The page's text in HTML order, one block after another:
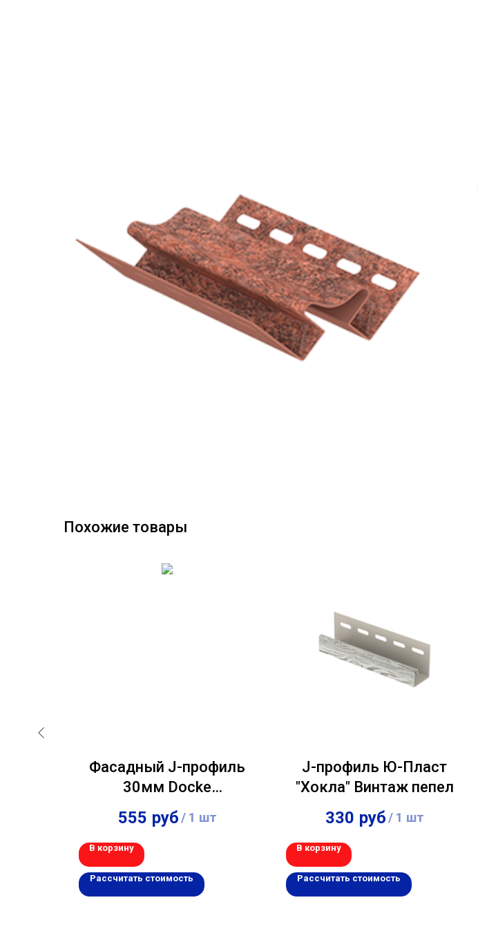
Похожие товары
Фасадный J-профиль
30мм Docke
Шоколадный 3,00м
555 руб/ 1 шт
В корзину
Рассчитать стоимость
J-профиль Ю-Пласт
"Хокла" Винтаж пепел
330 руб/ 1 шт
В корзину
Рассчитать стоимость